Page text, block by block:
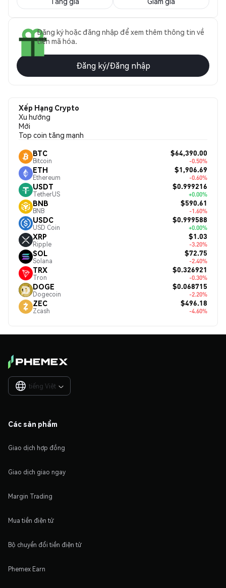
Đăng ký hoặc đăng nhập để xem thêm thông tin về
tiền mã hóa.
Đăng ký/Đăng nhập
Xếp Hạng Crypto
Xu hướng
Mới
Top coin tăng mạnh
BTC
Bitcoin
$64,390.00
-0.50%
ETH
Ethereum
$1,906.69
-0.60%
USDT
TetherUS
$0.999216
+0.00%
BNB
BNB
$590.61
-1.60%
USDC
USD Coin
$0.999588
+0.00%
XRP
Ripple
$1.03
-3.20%
SOL
Solana
$72.75
-2.40%
TRX
Tron
$0.326921
-0.30%
DOGE
Dogecoin
$0.068715
-2.20%
ZEC
Zcash
$496.18
-4.60%
tiếng Việt 
Các sản phẩm
Giao dịch hợp đồng
Giao dịch giao ngay
Margin Trading
Mua tiền điện tử
Bộ chuyển đổi tiền điện tử
Phemex Earn